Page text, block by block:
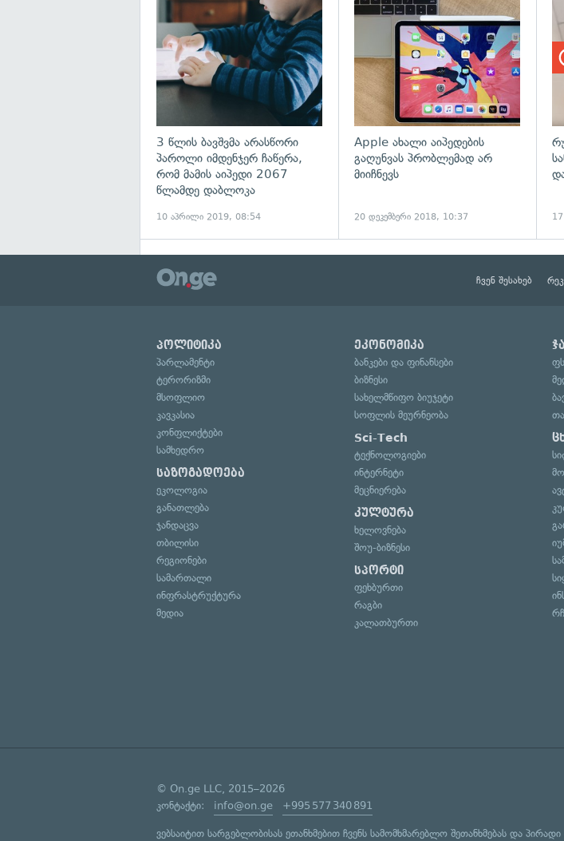
გადახედვა
3 წლის ბავშვმა არასწორი
პაროლი იმდენჯერ ჩაწერა,
რომ მამის აიპედი 2067
წლამდე დაბლოკა
10 აპრილი 2019, 08:54
Apple ახალი აიპედების
გაღუნვას პრობლემად არ
მიიჩნევს
20 დეკემბერი 2018, 10:37
ჩვენ შესახებ
პოლიტიკა
პარლამენტი
ტერორიზმი
მსოფლიო
კავკასია
კონფლიქტები
სამხედრო
საზოგადოება
ეკოლოგია
განათლება
ჯანდაცვა
თბილისი
რეგიონები
სამართალი
ინფრასტრუქტურა
მედია
ეკონომიკა
ბანკები და ფინანსები
ბიზნესი
სახელმწიფო ბიუჯეტი
სოფლის მეურნეობა
Sci-Tech
ტექნოლოგიები
ინტერნეტი
მეცნიერება
კულტურა
ხელოვნება
შოუ-ბიზნესი
სპორტი
ფეხბურთი
რაგბი
კალათბურთი
© On.ge LLC, 2015–2026
კონტაქტი: info@on.ge +995 577 340 891
ვებსაიტით სარგებლობისას ეთანხმებით ჩვენს სამომხმარებლო შეთანხმებას და პირადი